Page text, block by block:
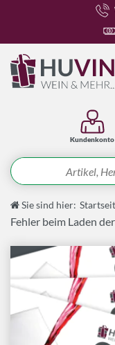
Kundenkonto
Sie sind hier:
Fehler beim Laden